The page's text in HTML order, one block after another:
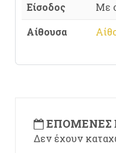
Είσοδος
Με
Αίθουσα
ΕΠΌΜΕΝΕΣ
Δεν έχουν